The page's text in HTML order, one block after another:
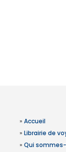
» Accueil
» Librairie de
» Qui